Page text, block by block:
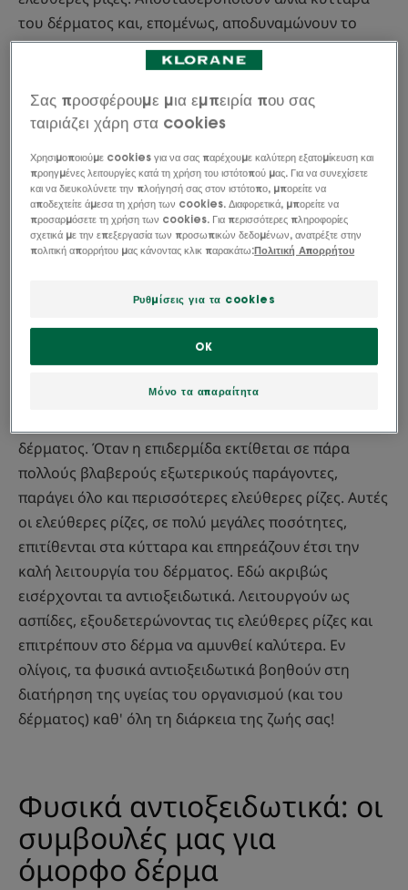
του δέρματος και, επομένως, αποδυναμώνουν το
χόριο και την επιδερμίδα. Έτσι προκαλείται η
θαμπάδα, η γήρανση του δέρματος, ακόμη και
ορισμένες ασθένειες. Ευτυχώς, μπορείτε να
προστατευτείτε από την οξείδωση με τη λήψη των
Αντιοξειδωτικά: ορισμός
και οφέλη
Τα αντιοξειδωτικά είναι οι υπερήρωες της φύσης
που είναι υπεύθυνοι για την προστασία του
Πιο συγκεκριμένα, πρόκειται για μόρια που
δέρματος. Όταν η επιδερμίδα εκτίθεται σε πάρα
πολλούς βλαβερούς εξωτερικούς παράγοντες,
παράγει όλο και περισσότερες ελεύθερες ρίζες. Αυτές
οι ελεύθερες ρίζες, σε πολύ μεγάλες ποσότητες,
επιτίθενται στα κύτταρα και επηρεάζουν έτσι την
καλή λειτουργία του δέρματος. Εδώ ακριβώς
εισέρχονται τα αντιοξειδωτικά. Λειτουργούν ως
ασπίδες, εξουδετερώνοντας τις ελεύθερες ρίζες και
επιτρέπουν στο δέρμα να αμυνθεί καλύτερα. Εν
ολίγοις, τα φυσικά αντιοξειδωτικά βοηθούν στη
διατήρηση της υγείας του οργανισμού (και του
δέρματος) καθ' όλη τη διάρκεια της ζωής σας!
Φυσικά αντιοξειδωτικά: οι
συμβουλές μας για
όμορφο δέρμα
Σας προσφέρουμε μια εμπειρία που σας
ταιριάζει χάρη στα cookies
Χρησιμοποιούμε cookies για να σας παρέχουμε καλύτερη εξατομίκευση και
προηγμένες λειτουργίες κατά τη χρήση του ιστότοπού μας. Για να συνεχίσετε
και να διευκολύνετε την πλοήγησή σας στον ιστότοπο, μπορείτε να
αποδεχτείτε άμεσα τη χρήση των cookies. Διαφορετικά, μπορείτε να
προσαρμόσετε τη χρήση των cookies. Για περισσότερες πληροφορίες
σχετικά με την επεξεργασία των προσωπικών δεδομένων, ανατρέξτε στην
πολιτική απορρήτου μας κάνοντας κλικ παρακάτω:Πολιτική Απορρήτου
Ρυθμίσεις για τα cookies
Μόνο τα απαραίτητα
OK